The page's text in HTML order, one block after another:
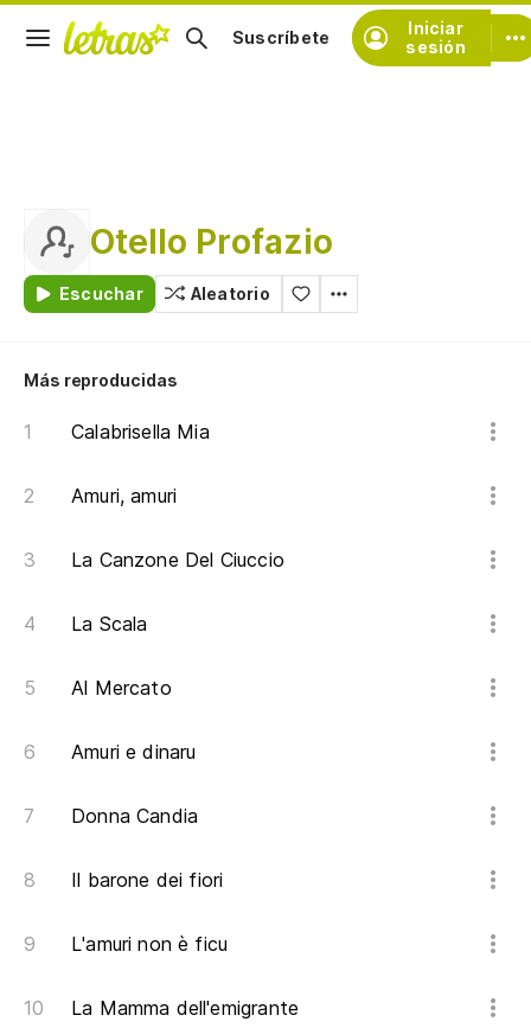
Iniciar
sesión
Suscríbete
Otello Profazio
Escuchar Aleatorio
Más reproducidas
Calabrisella Mia
Amuri, amuri
La Canzone Del Ciuccio
La Scala
Al Mercato
Amuri e dinaru
Donna Candia
Il barone dei fiori
L'amuri non è ficu
La Mamma dell'emigrante